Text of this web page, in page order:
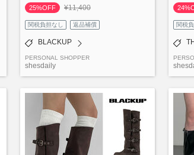
25%OFF
¥11,400
関税負担なし 返品補償
BLACKUP
PERSONAL SHOPPER
shesdaily
関税負